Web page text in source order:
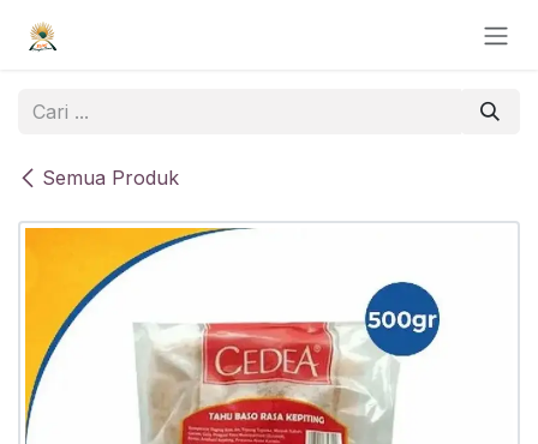
Semua Produk